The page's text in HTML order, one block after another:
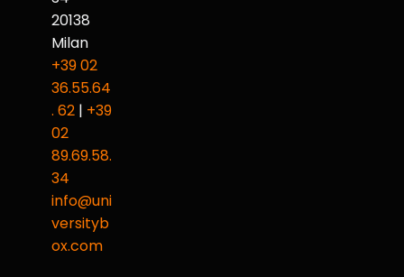
20138
Milan
+39 02
36.55.64
. 62| +39
02
89.69.58.
34
info@uni
versityb
ox.com